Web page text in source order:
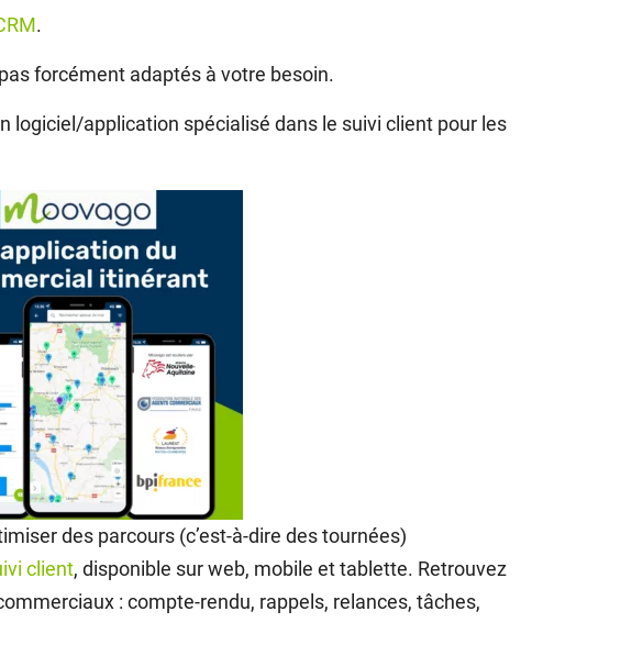
.
forcément adaptés à votre besoin.
logiciel/application spécialisé dans le suivi client pour les
des parcours (c’est-à-dire des tournées)
client, disponible sur web, mobile et tablette. Retrouvez
: compte-rendu, rappels, relances, tâches,